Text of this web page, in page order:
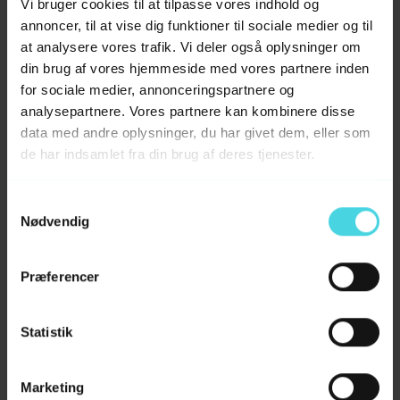
Vi bruger cookies til at tilpasse vores indhold og
annoncer, til at vise dig funktioner til sociale medier og til
at analysere vores trafik. Vi deler også oplysninger om
din brug af vores hjemmeside med vores partnere inden
for sociale medier, annonceringspartnere og
analysepartnere. Vores partnere kan kombinere disse
data med andre oplysninger, du har givet dem, eller som
de har indsamlet fra din brug af deres tjenester.
Nødvendig
Præferencer
Statistik
Marketing
At opretholde god mundhygiejne er afgørende
for en hunds generelle sundhed. Daglig tandpleje
kan forebygge en række tandproblemer og
bidrage til en lang og sund levetid.
Børstning af tænder:Børstning af din hunds
tænder bør være en del af den daglige rutine.
Start med at vælge en blød tandbørste designet
skånsom mod tandkødet. Væn din hund gradvist
til processen ved først at lade den snuse og
børster, fokuser på at børste forsigtigt langs
tandkødsranden, og sørg for at nå alle overflader
dagligt, men selv et par gange om ugen kan gøre
Brug af tandpasta:
Det er vigtigt at bruge en